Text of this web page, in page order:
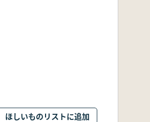
ほしいものリストに追加